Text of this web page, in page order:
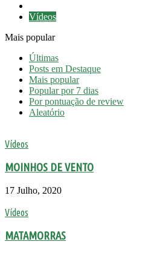
Vídeos
Mais popular
Últimas
Posts em Destaque
Mais popular
Popular por 7 dias
Por pontuação de review
Aleatório
Vídeos
MOINHOS DE VENTO
17 Julho, 2020
Vídeos
MATAMORRAS